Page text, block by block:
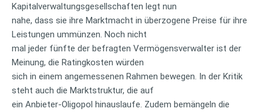
Kapitalverwaltungsgesellschaften legt nun
nahe, dass sie ihre Marktmacht in überzogene Preise für ihre
Leistungen ummünzen. Noch nicht
mal jeder fünfte der befragten Vermögensverwalter ist der
Meinung, die Ratingkosten würden
sich in einem angemessenen Rahmen bewegen. In der Kritik
steht auch die Marktstruktur, die auf
ein Anbieter-Oligopol hinauslaufe. Zudem bemängeln die